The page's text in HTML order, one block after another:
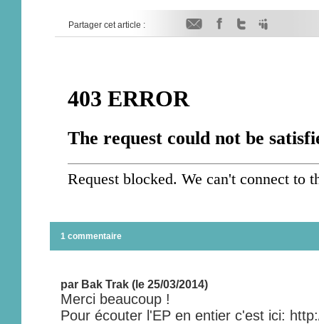
Partager cet article :
1 commentaire
par Bak Trak (le 25/03/2014)
Merci beaucoup !
Pour écouter l'EP en entier c'est ici: